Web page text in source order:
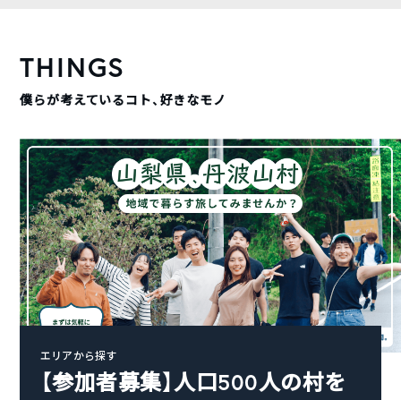
THINGS
僕らが考えているコト、好きなモノ
エリアから探す
【参加者募集】人口500人の村を